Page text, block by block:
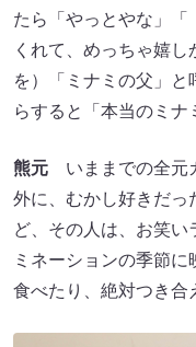
たら「やっとやな」「
くれて、めっちゃ嬉
を）「ミナミの父」
らすると「本当のミナ
熊元 いままでの全元
外に、むかし好きだっ
ど、その人は、お笑
ミネーションの季節
食べたり、絶対つき合